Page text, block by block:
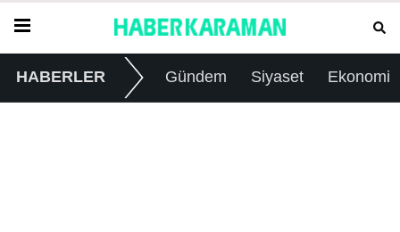
HABERLER Gündem Siyaset Ekonomi